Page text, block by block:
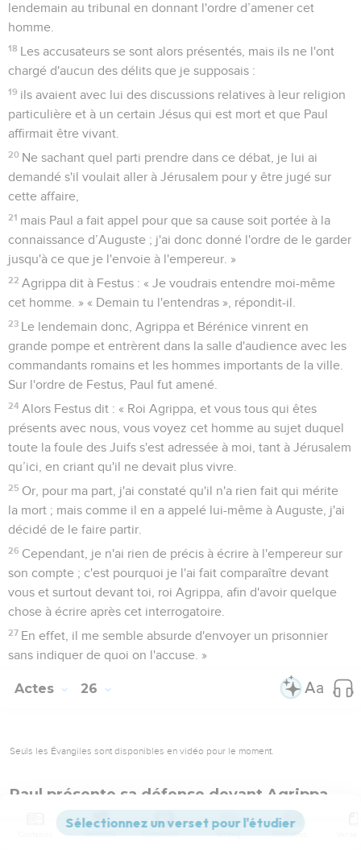
lendemain au tribunal en donnant l'ordre d’amener cet
homme.
18 Les accusateurs se sont alors présentés, mais ils ne l'ont
chargé d'aucun des délits que je supposais :
19 ils avaient avec lui des discussions relatives à leur religion
particulière et à un certain Jésus qui est mort et que Paul
affirmait être vivant.
20 Ne sachant quel parti prendre dans ce débat, je lui ai
demandé s'il voulait aller à Jérusalem pour y être jugé sur
cette affaire,
21 mais Paul a fait appel pour que sa cause soit portée à la
connaissance d’Auguste ; j'ai donc donné l'ordre de le garder
jusqu'à ce que je l'envoie à l'empereur. »
22 Agrippa dit à Festus : « Je voudrais entendre moi-même
cet homme. » « Demain tu l'entendras », répondit-il.
23 Le lendemain donc, Agrippa et Bérénice vinrent en
grande pompe et entrèrent dans la salle d'audience avec les
commandants romains et les hommes importants de la ville.
Sur l'ordre de Festus, Paul fut amené.
24 Alors Festus dit : « Roi Agrippa, et vous tous qui êtes
présents avec nous, vous voyez cet homme au sujet duquel
toute la foule des Juifs s'est adressée à moi, tant à Jérusalem
qu’ici, en criant qu'il ne devait plus vivre.
25 Or, pour ma part, j'ai constaté qu'il n'a rien fait qui mérite
la mort ; mais comme il en a appelé lui-même à Auguste, j'ai
décidé de le faire partir.
26 Cependant, je n'ai rien de précis à écrire à l'empereur sur
son compte ; c'est pourquoi je l'ai fait comparaître devant
vous et surtout devant toi, roi Agrippa, afin d'avoir quelque
chose à écrire après cet interrogatoire.
27 En effet, il me semble absurde d'envoyer un prisonnier
sans indiquer de quoi on l'accuse. »
Actes 26
Seuls les Évangiles sont disponibles en vidéo pour le moment.
Paul présente sa défense devant Agrippa
Agrippa dit à Paul : « Il t'est permis de parler pour ta
Versions Commentaires Strong